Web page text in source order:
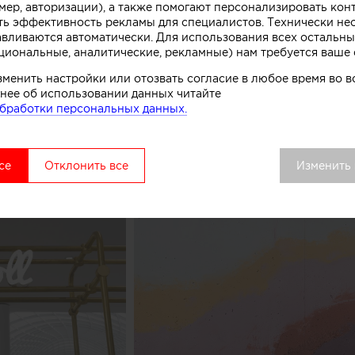
символизирующих систему охлаждения в автоматах
точки выделяется среди других объектов
сосредоточить внимание покупателей как на
процессе, в основе которого перемешивание слоев
рассказывают авторы этого небольшого
авторизации), а также помогают персонализировать
эффективность рекламы для специалистов. Технически
автоматически. Для использования всех
аналитические, рекламные) нам требуется ваше
настройки или отозвать согласие в любое время во
об использовании данных читайте
персональных данных.
Отклонить все Изменить